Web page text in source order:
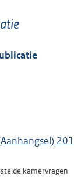
kamervragen